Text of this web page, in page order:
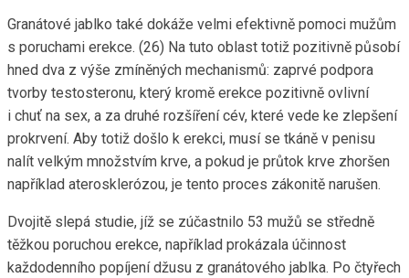
Granátové jablko také dokáže velmi efektivně pomoci mužům
s poruchami erekce. (26) Na tuto oblast totiž pozitivně působí
hned dva z výše zmíněných mechanismů: zaprvé podpora
tvorby testosteronu, který kromě erekce pozitivně ovlivní
i chuť na sex, a za druhé rozšíření cév, které vede ke zlepšení
prokrvení. Aby totiž došlo k erekci, musí se tkáně v penisu
nalít velkým množstvím krve, a pokud je průtok krve zhoršen
například aterosklerózou, je tento proces zákonitě narušen.
Dvojitě slepá studie, jíž se zúčastnilo 53 mužů se středně
těžkou poruchou erekce, například prokázala účinnost
každodenního popíjení džusu z granátového jablka. Po čtyřech